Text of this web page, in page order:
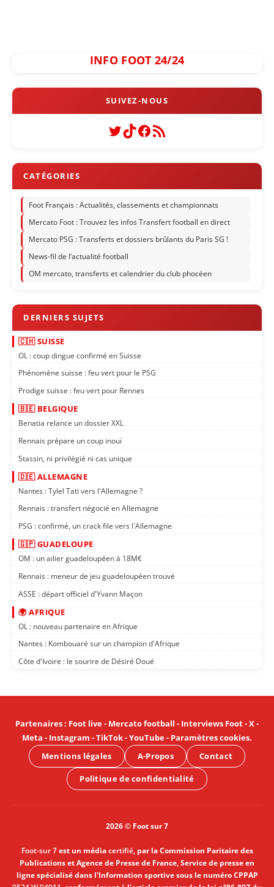
INFO FOOT 24/24
Twitter
TikTok
Facebook
Flux RSS
Foot Français : Actualités, classements et championnats
Mercato Foot : Trouvez les infos Transfert football en direct
Mercato PSG : Transferts et dossiers brûlants du Paris SG !
News-fil de l’actualité football
OM mercato, transferts et calendrier du club phocéen
🇨🇭 SUISSE
OL : coup dingue confirmé en Suisse
Phénomène suisse : feu vert pour le PSG
Prodige suisse : feu vert pour Rennes
🇧🇪 BELGIQUE
Benatia relance un dossier XXL
Rennais prépare un coup inouï
Stassin, ni privilégié ni cas unique
🇩🇪 ALLEMAGNE
Nantes : Tylel Tati vers l'Allemagne ?
Rennais : transfert négocié en Allemagne
PSG : confirmé, un crack file vers l'Allemagne
🇬🇵 GUADELOUPE
OM : un ailier guadeloupéen à 18M€
Rennais : meneur de jeu guadeloupéen trouvé
ASSE : départ officiel d'Yvann Maçon
🌍 AFRIQUE
OL : nouveau partenaire en Afrique
Nantes : Kombouaré sur un champion d'Afrique
Côte d'Ivoire : le sourire de Désiré Doué
Partenaires: Foot live- Mercato football - Interviews Foot-X-
Meta - Instagram -TikTok-YouTube- Paramètres cookies.
Mentions légales
A-Propos Contact
Politique de confidentialité
2026 © Foot sur 7
Foot-sur 7est un médiacertifié, par la Commission Paritaire des
Publications et Agence de Presse de France, Service de presse en
ligne spécialisé dans l'Information sportive sous le numéro CPPAP